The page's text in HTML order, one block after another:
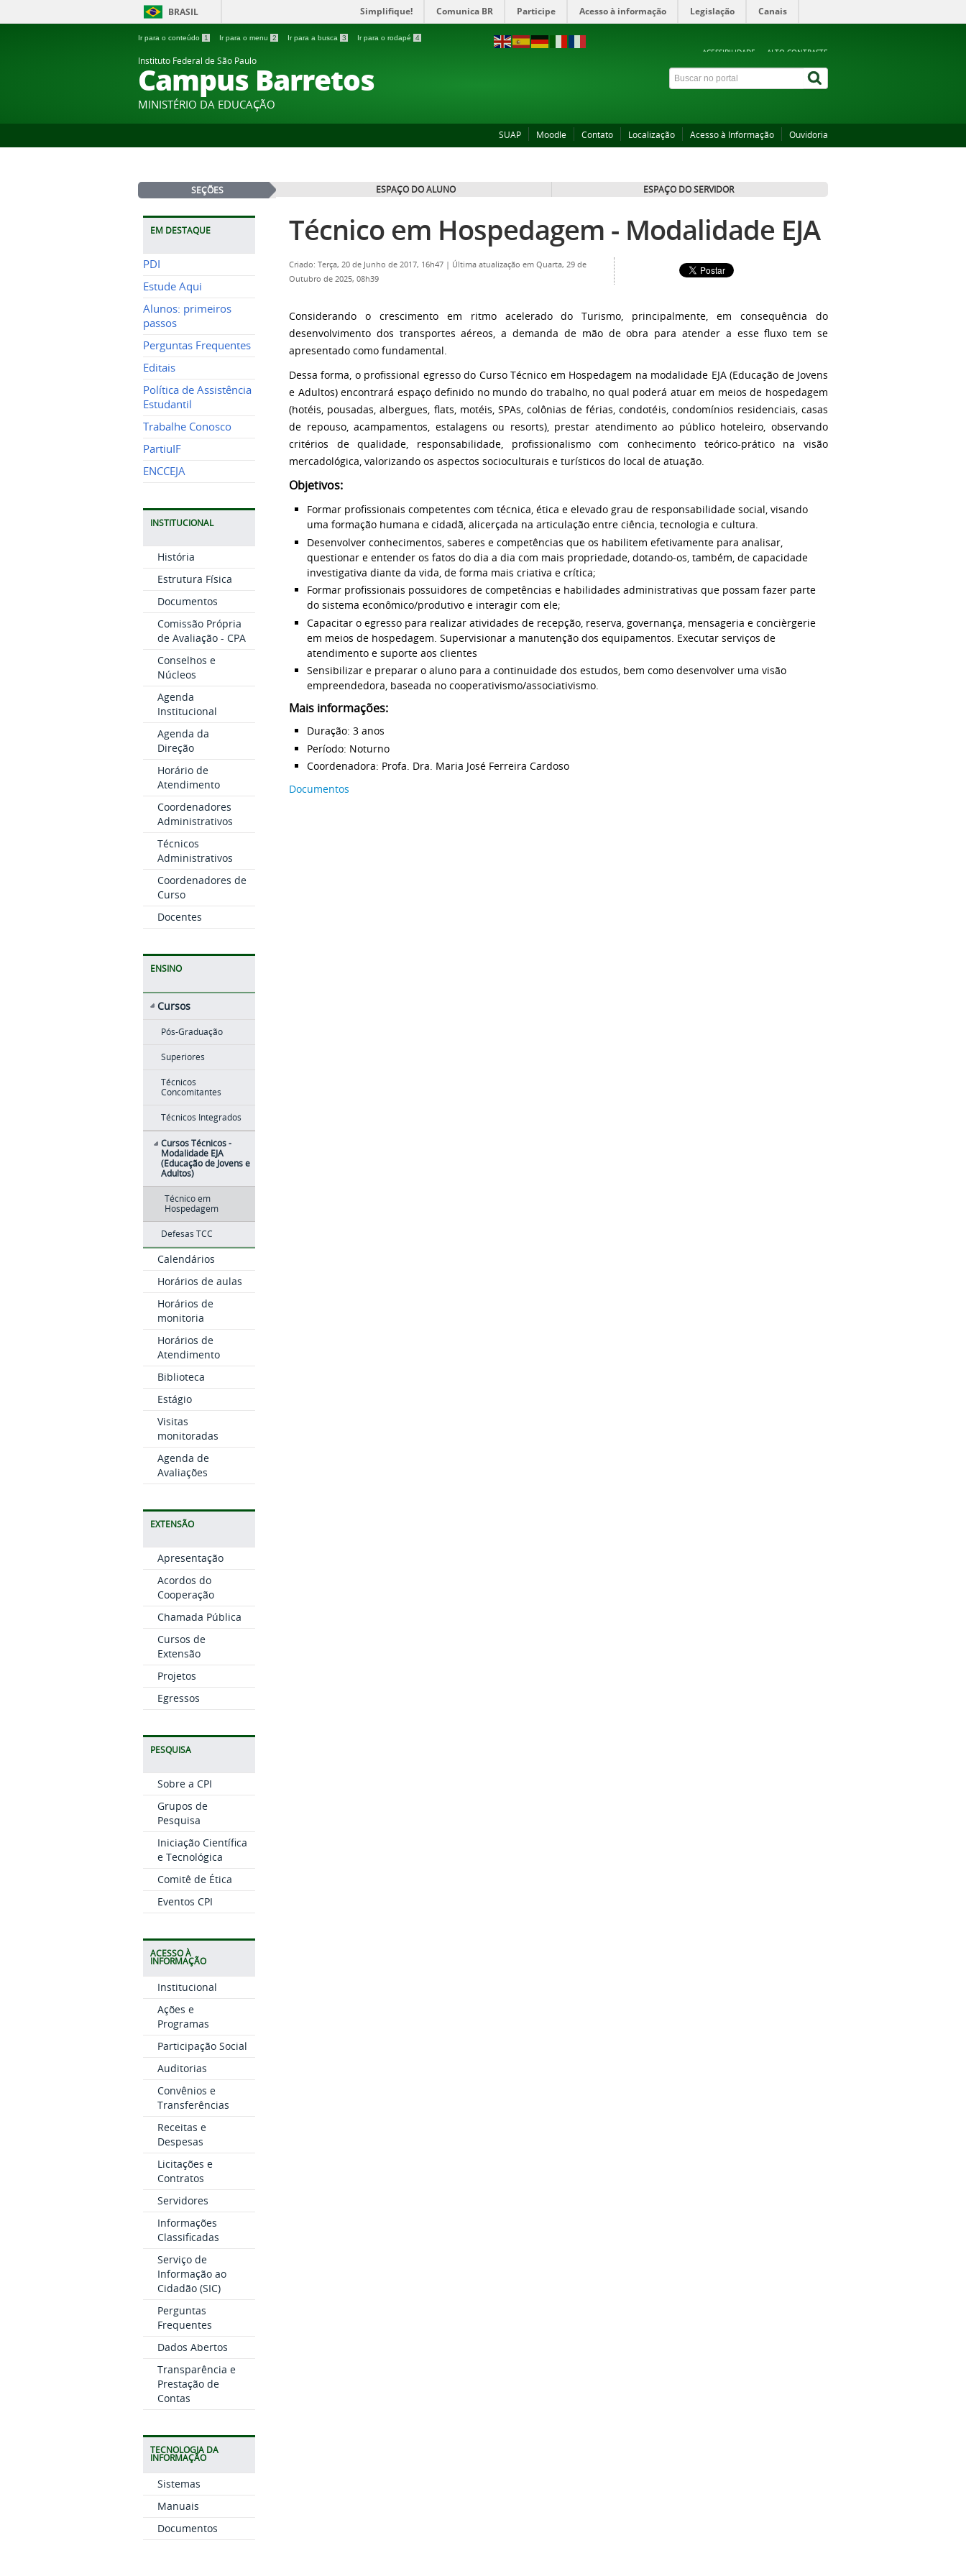
BRASIL Simplifique! Comunica BR Participe Acesso à informação Legislação Canais
Ir para o conteúdo 1 Ir para o menu 2 Ir para a busca 3 Ir para o rodapé 4
ACESSIBILIDADE ALTO CONTRASTE
Instituto Federal de São Paulo
Campus Barretos
MINISTÉRIO DA EDUCAÇÃO
SUAP Moodle Contato Localização Acesso à Informação Ouvidoria
SEÇÕES ESPAÇO DO ALUNO ESPAÇO DO SERVIDOR
EM DESTAQUE
PDI
Estude Aqui
Alunos: primeiros
passos
Perguntas Frequentes
Editais
Política de Assistência
Estudantil
Trabalhe Conosco
PartiuIF
ENCCEJA
INSTITUCIONAL
História
Estrutura Física
Documentos
Comissão Própria
de Avaliação - CPA
Conselhos e
Núcleos
Agenda
Institucional
Agenda da
Direção
Horário de
Atendimento
Coordenadores
Administrativos
Técnicos
Administrativos
Coordenadores de
Curso
Docentes
ENSINO
Cursos
Pós-Graduação
Superiores
Técnicos
Concomitantes
Técnicos Integrados
Cursos Técnicos -
Modalidade EJA
(Educação de Jovens e
Adultos)
Técnico em
Hospedagem
Defesas TCC
Calendários
Horários de aulas
Horários de
monitoria
Horários de
Atendimento
Biblioteca
Estágio
Visitas
monitoradas
Agenda de
Avaliações
EXTENSÃO
Apresentação
Acordos do
Cooperação
Chamada Pública
Cursos de
Extensão
Projetos
Egressos
PESQUISA
Sobre a CPI
Grupos de
Pesquisa
Iniciação Científica
e Tecnológica
Comitê de Ética
Eventos CPI
ACESSO À
INFORMAÇÃO
Institucional
Ações e
Programas
Participação Social
Auditorias
Convênios e
Transferências
Receitas e
Despesas
Licitações e
Contratos
Servidores
Informações
Classificadas
Serviço de
Informação ao
Cidadão (SIC)
Perguntas
Frequentes
Dados Abertos
Transparência e
Prestação de
Contas
TECNOLOGIA DA
INFORMAÇÃO
Sistemas
Manuais
Documentos
Técnico em Hospedagem - Modalidade EJA
Criado: Terça, 20 de Junho de 2017, 16h47 | Última atualização em Quarta, 29 de
Outubro de 2025, 08h39
Considerando o crescimento em ritmo acelerado do Turismo, principalmente, em consequência do
desenvolvimento dos transportes aéreos, a demanda de mão de obra para atender a esse fluxo tem se
apresentado como fundamental.
Dessa forma, o profissional egresso do Curso Técnico em Hospedagem na modalidade EJA (Educação de Jovens
e Adultos) encontrará espaço definido no mundo do trabalho, no qual poderá atuar em meios de hospedagem
(hotéis, pousadas, albergues, flats, motéis, SPAs, colônias de férias, condotéis, condomínios residenciais, casas
de repouso, acampamentos, estalagens ou resorts), prestar atendimento ao público hoteleiro, observando
critérios de qualidade, responsabilidade, profissionalismo com conhecimento teórico-prático na visão
mercadológica, valorizando os aspectos socioculturais e turísticos do local de atuação.
Objetivos:
Formar profissionais competentes com técnica, ética e elevado grau de responsabilidade social, visando
uma formação humana e cidadã, alicerçada na articulação entre ciência, tecnologia e cultura.
Desenvolver conhecimentos, saberes e competências que os habilitem efetivamente para analisar,
questionar e entender os fatos do dia a dia com mais propriedade, dotando-os, também, de capacidade
investigativa diante da vida, de forma mais criativa e crítica;
Formar profissionais possuidores de competências e habilidades administrativas que possam fazer parte
do sistema econômico/produtivo e interagir com ele;
Capacitar o egresso para realizar atividades de recepção, reserva, governança, mensageria e concièrgerie
em meios de hospedagem. Supervisionar a manutenção dos equipamentos. Executar serviços de
atendimento e suporte aos clientes
Sensibilizar e preparar o aluno para a continuidade dos estudos, bem como desenvolver uma visão
empreendedora, baseada no cooperativismo/associativismo.
Mais informações:
Duração: 3 anos
Período: Noturno
Coordenadora: Profa. Dra. Maria José Ferreira Cardoso
Documentos